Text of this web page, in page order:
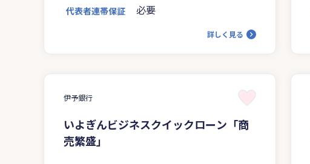
代表者連帯保証 必要
詳しく見る
伊予銀行
いよぎんビジネスクイックローン「商
売繁盛」